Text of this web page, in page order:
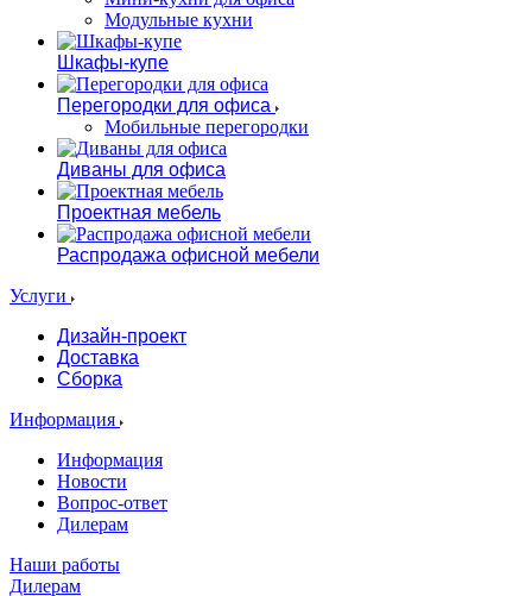
Модульные кухни
Шкафы-купе
Перегородки для офиса
Мобильные перегородки
Диваны для офиса
Проектная мебель
Распродажа офисной мебели
Услуги
Дизайн-проект
Доставка
Сборка
Информация
Информация
Новости
Вопрос-ответ
Дилерам
Наши работы
Дилерам